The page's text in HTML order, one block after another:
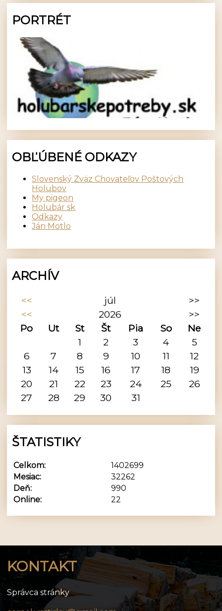
PORTRÉT
OBĽÚBENÉ ODKAZY
Slovenský Zväz Chovateľov Poštových
Holubov
My pigeon
Holubár sk
Odkazy
Ján Motlo
ARCHÍV
<< júl
>>
<<
2026
>>
Po
Ut St Št Pia So
Ne
1
2 3 4
5
6
7 8 9 10 11
12
13
14 15 16 17 18
19
20
21 22 23 24 25
26
27
28 29 30 31
ŠTATISTIKY
Online: 22
Celkom:
1402699
Mesiac:
32262
Deň:
990
KONTAKT
Správca stránky